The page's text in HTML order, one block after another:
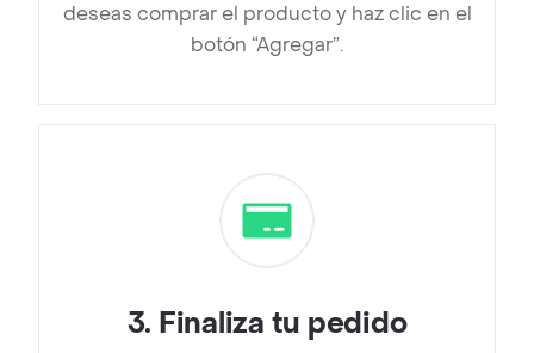
deseas comprar el producto y haz clic en el
botón “Agregar”.
3. Finaliza tu pedido